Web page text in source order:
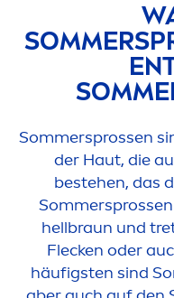
Sommersprossen
der Haut, die
bestehen, das
hellbraun und
Flecken oder
häufigsten sind